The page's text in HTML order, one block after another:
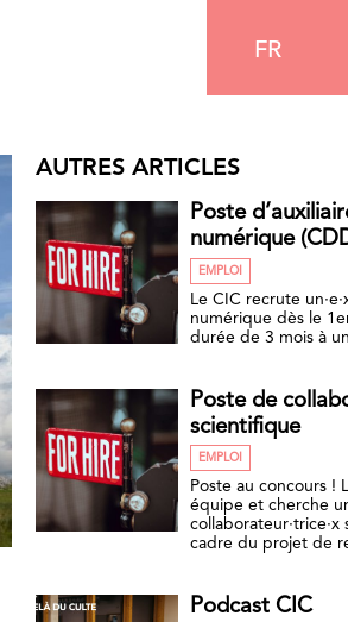
FR
AUTRES ARTICLES
Poste
numérique
EMPLOI
Le CIC recrute
numérique dès le
durée de 3 mois à
Poste de
scientifique
EMPLOI
Poste au concours !
équipe et cherche
cadre du projet de
Podcast CIC